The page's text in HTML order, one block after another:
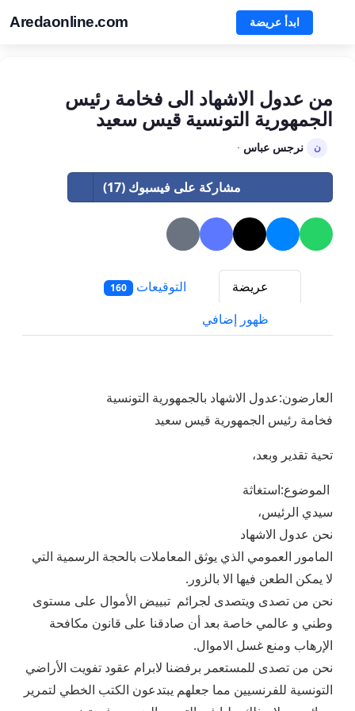
Aredaonline.com ابدأ عريضة
من عدول الاشهاد الى فخامة رئيس
الجمهورية التونسية قيس سعيد
ن نرجس عباس ·
مشاركة على فيسبوك (17)
عريضة التوقيعات 160
ظهور إضافي
العارضون:عدول الاشهاد بالجمهورية التونسية
فخامة رئيس الجمهورية قيس سعيد
تحية تقدير وبعد،
الموضوع:استغاثة
سيدي الرئيس،
نحن عدول الاشهاد
المامور العمومي الذي يوثق المعاملات بالحجة الرسمية التي
لا يمكن الطعن فيها الا بالزور.
نحن من تصدى ويتصدى لجرائم تبييض الأموال على مستوى
وطني و عالمي خاصة بعد أن صادقنا على قانون مكافحة
الإرهاب ومنع غسل الاموال.
نحن من تصدى للمستعمر برفضنا لابرام عقود تفويت الأراضي
التونسية للفرنسيين مما جعلهم يبتدعون الكتب الخطي لتمرير